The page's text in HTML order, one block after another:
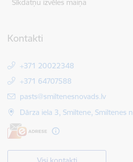
Sīkdatņu izvēles maiņa
Kontakti
+371 20022348
+371 64707588
E-pasts:
pasts@smiltenesnovads.lv
Dārza iela 3, Smiltene, Smiltenes